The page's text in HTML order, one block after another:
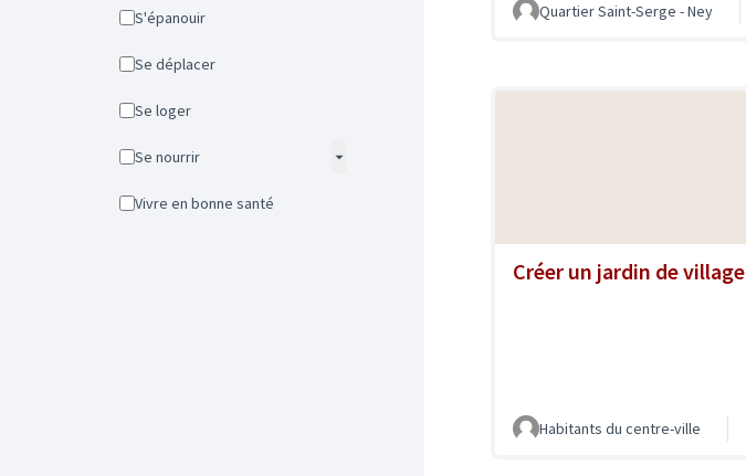
S'épanouir
Se déplacer
Se loger
Se nourrir
Vivre en bonne santé
Quartier Saint-Serge - Ney
Créer un jardin de village
Habitants du centre-ville